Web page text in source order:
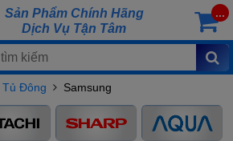
Sản Phẩm Chính Hãng
Dịch Vụ Tận Tâm
...
Đông Samsung